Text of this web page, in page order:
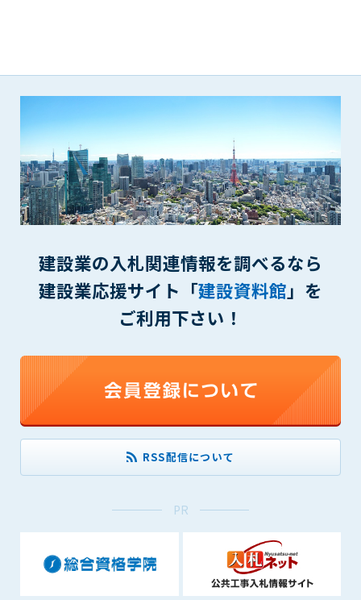
建設業の入札関連情報を調べるなら
建設業応援サイト「建設資料館」を
ご利用下さい！
RSS配信について
PR
1. 会員は建設資料館WEB上で以下の行為をしないものとしま
す。
(1) 第三者または管理者の著作権、その他知的所有権を侵害す
る行為
(2) 第三者または管理者の財産、プライバシー等を侵害する行
為
(3) 第三者または管理者を誹謗中傷する行為
(4) 有害なコンピュータプログラム等を送信又は書き込む行為
(5) 第三者に不利益を与える行為
(7) 公序良俗に反する行為
(8) 犯罪的行為に結びつく行為
(9) その他、法律に反する行為
(10) 建設資料館から知り得た情報及びダウンロードした情報
に第三者に提供すること
第7条（登録内容の削除）
管理者は、会員が登録した内容が以下に該当する、またはその
恐れのあるものは、会員の承諾なく削除できるものとします。
(1) 登録されている情報が、第6条の定める禁止事項に該当する
(3) 広告掲載料金の支払が遅延した場合
第8条（サービスの変更・中止等）
管理者は、会員の承諾なく、本サービス内容の変更(新規追加、
廃止を含み)し、本サービスの運営を中止または廃止することが